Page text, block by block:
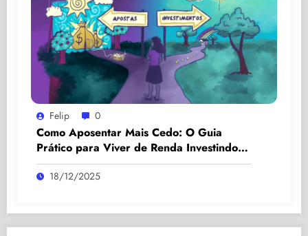
Felip 0
Como Aposentar Mais Cedo: O Guia
Prático para Viver de Renda Investindo
seu Dinheiro – 2025
18/12/2025